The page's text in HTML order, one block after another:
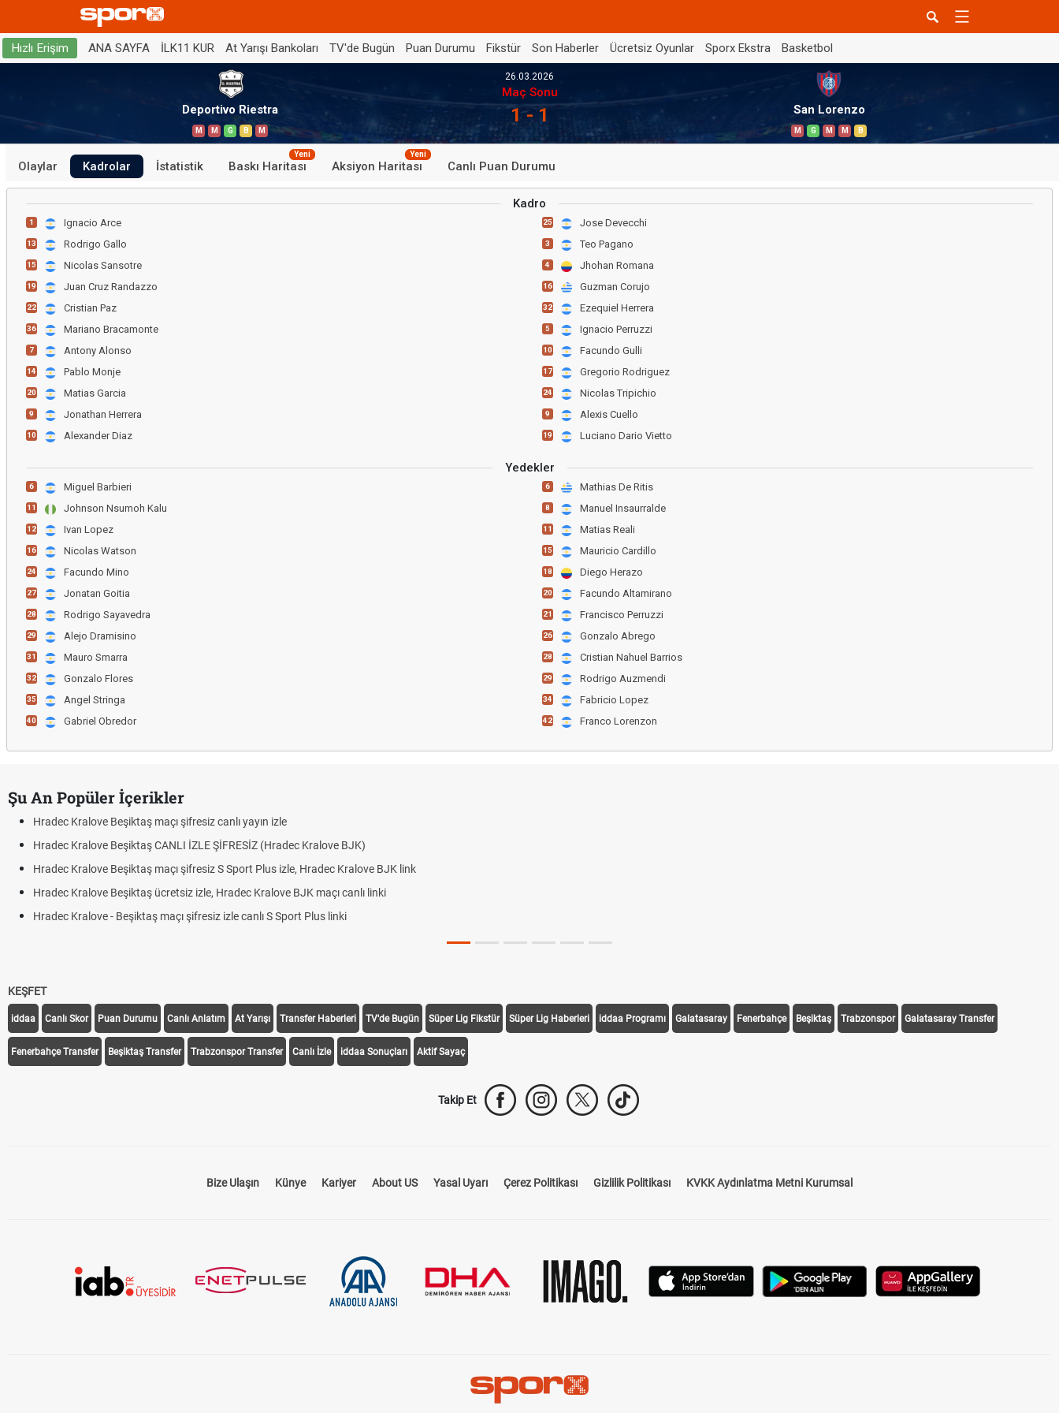
Hızlı Erişim ANA SAYFA İLK11 KUR At Yarışı Bankoları TV'de Bugün Puan Durumu Fikstür Son Haberler Ücretsiz Oyunlar Sporx Ekstra Basketbol
Deportivo Riestra
M M G B M
26.03.2026
Maç Sonu
1 - 1 San Lorenzo
M G M M B
Olaylar Kadrolar İstatistik Baskı Haritası
Yeni
Aksiyon Haritası
Yeni
Canlı Puan Durumu
Kadro
1 Ignacio Arce
13 Rodrigo Gallo
15 Nicolas Sansotre
19 Juan Cruz Randazzo
22 Cristian Paz
36 Mariano Bracamonte
7 Antony Alonso
14 Pablo Monje
20 Matias Garcia
9 Jonathan Herrera
10 Alexander Diaz
25 Jose Devecchi
3 Teo Pagano
4 Jhohan Romana
16 Guzman Corujo
32 Ezequiel Herrera
5 Ignacio Perruzzi
10 Facundo Gulli
17 Gregorio Rodriguez
24 Nicolas Tripichio
9 Alexis Cuello
19 Luciano Dario Vietto
Yedekler
6 Miguel Barbieri
11 Johnson Nsumoh Kalu
12 Ivan Lopez
16 Nicolas Watson
24 Facundo Mino
27 Jonatan Goitia
28 Rodrigo Sayavedra
29 Alejo Dramisino
31 Mauro Smarra
32 Gonzalo Flores
35 Angel Stringa
40 Gabriel Obredor
6 Mathias De Ritis
8 Manuel Insaurralde
11 Matias Reali
15 Mauricio Cardillo
18 Diego Herazo
20 Facundo Altamirano
21 Francisco Perruzzi
26 Gonzalo Abrego
28 Cristian Nahuel Barrios
29 Rodrigo Auzmendi
34 Fabricio Lopez
42 Franco Lorenzon
Şu An Popüler İçerikler
Hradec Kralove Beşiktaş maçı şifresiz canlı yayın izle
Hradec Kralove Beşiktaş CANLI İZLE ŞİFRESİZ (Hradec Kralove BJK)
Hradec Kralove Beşiktaş maçı şifresiz S Sport Plus izle, Hradec Kralove BJK link
Hradec Kralove Beşiktaş ücretsiz izle, Hradec Kralove BJK maçı canlı linki
Hradec Kralove - Beşiktaş maçı şifresiz izle canlı S Sport Plus linki
KEŞFET
iddaa Canlı Skor Puan Durumu Canlı Anlatım At Yarışı Transfer Haberleri TV'de Bugün Süper Lig Fikstür Süper Lig Haberleri iddaa Programı Galatasaray Fenerbahçe Beşiktaş Trabzonspor Galatasaray Transfer
Fenerbahçe Transfer Beşiktaş Transfer Trabzonspor Transfer Canlı İzle iddaa Sonuçları Aktif Sayaç
Takip Et
Bize Ulaşın Künye Kariyer About US Yasal Uyarı Çerez Politikası Gizlilik Politikası KVKK Aydınlatma Metni Kurumsal